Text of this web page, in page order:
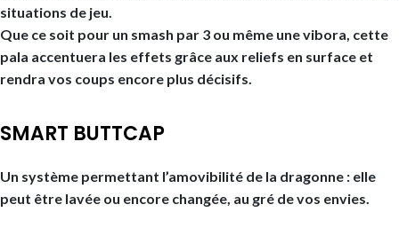
situations de jeu.
Que ce soit pour un smash par 3 ou même une vibora, cette
pala accentuera les effets grâce aux reliefs en surface et
rendra vos coups encore plus décisifs.
SMART BUTTCAP
Un système permettant l’amovibilité de la dragonne : elle
peut être lavée ou encore changée, au gré de vos envies.